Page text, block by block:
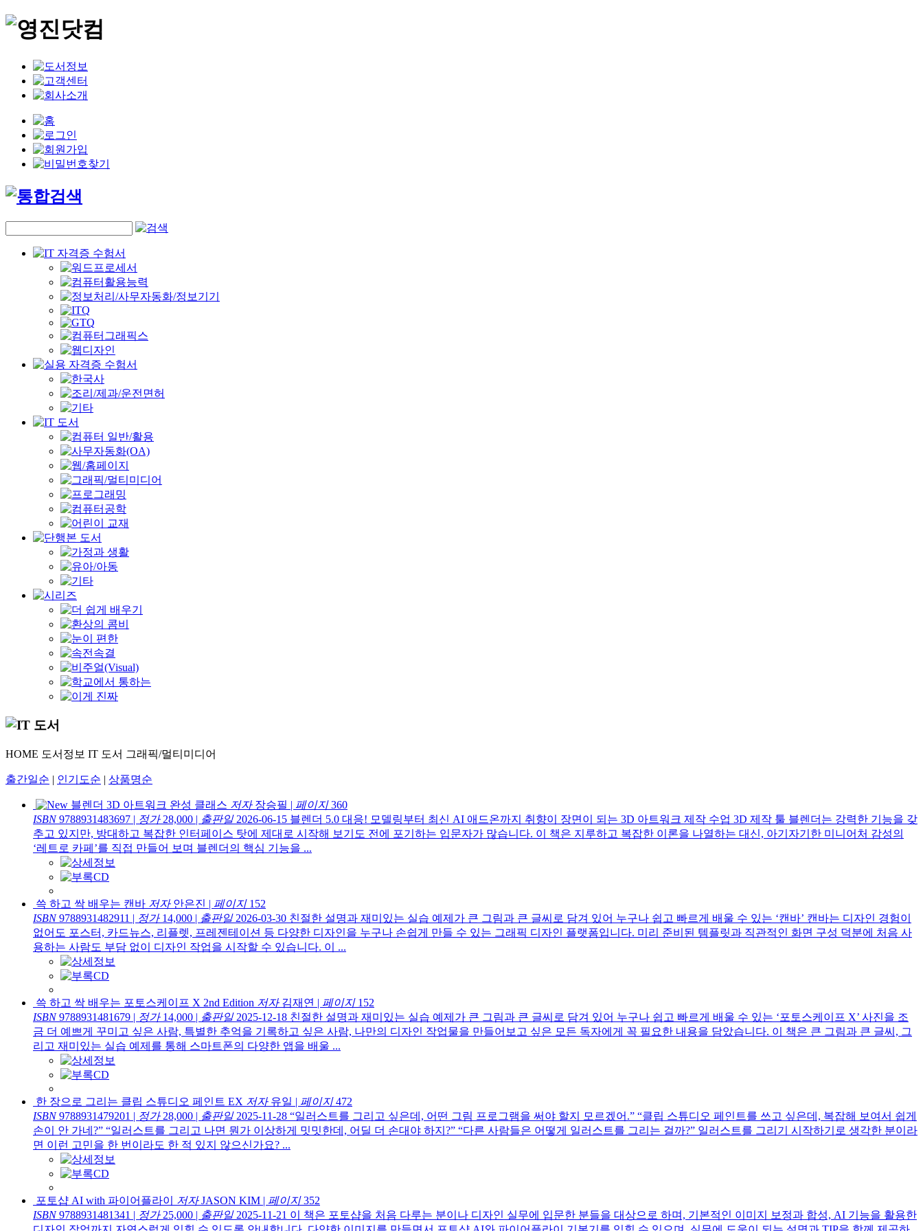
HOME 도서정보 IT 도서 그래픽/멀티미디어
출간일순 | 인기도순 | 상품명순
블렌더 3D 아트워크 완성 클래스 저자장승필 | 페이지360
ISBN9788931483697 | 정가28,000 | 출판일2026-06-15 블렌더 5.0 대응! 모델링부터 최신 AI 애드온까지 취향이 장면이 되는 3D 아트워크 제작 수업 3D 제작 툴 블렌더는 강력한 기능을 갖
추고 있지만, 방대하고 복잡한 인터페이스 탓에 제대로 시작해 보기도 전에 포기하는 입문자가 많습니다. 이 책은 지루하고 복잡한 이론을 나열하는 대신, 아기자기한 미니어처 감성의
‘레트로 카페’를 직접 만들어 보며 블렌더의 핵심 기능을 ...
쓱 하고 싹 배우는 캔바 저자안은진 | 페이지152
ISBN9788931482911 | 정가14,000 | 출판일2026-03-30 친절한 설명과 재미있는 실습 예제가 큰 그림과 큰 글씨로 담겨 있어 누구나 쉽고 빠르게 배울 수 있는 ‘캔바’ 캔바는 디자인 경험이
없어도 포스터, 카드뉴스, 리플렛, 프레젠테이션 등 다양한 디자인을 누구나 손쉽게 만들 수 있는 그래픽 디자인 플랫폼입니다. 미리 준비된 템플릿과 직관적인 화면 구성 덕분에 처음 사
용하는 사람도 부담 없이 디자인 작업을 시작할 수 있습니다. 이 ...
쓱 하고 싹 배우는 포토스케이프 X 2nd Edition 저자김재연 | 페이지152
ISBN9788931481679 | 정가14,000 | 출판일2025-12-18 친절한 설명과 재미있는 실습 예제가 큰 그림과 큰 글씨로 담겨 있어 누구나 쉽고 빠르게 배울 수 있는 ‘포토스케이프 X’ 사진을 조
금 더 예쁘게 꾸미고 싶은 사람, 특별한 추억을 기록하고 싶은 사람, 나만의 디자인 작업물을 만들어보고 싶은 모든 독자에게 꼭 필요한 내용을 담았습니다. 이 책은 큰 그림과 큰 글씨, 그
리고 재미있는 실습 예제를 통해 스마트폰의 다양한 앱을 배울 ...
한 장으로 그리는 클립 스튜디오 페인트 EX 저자유일 | 페이지472
ISBN9788931479201 | 정가28,000 | 출판일2025-11-28 “일러스트를 그리고 싶은데, 어떤 그림 프로그램을 써야 할지 모르겠어.” “클립 스튜디오 페인트를 쓰고 싶은데, 복잡해 보여서 쉽게
손이 안 가네?” “일러스트를 그리고 나면 뭔가 이상하게 밋밋한데, 어딜 더 손대야 하지?” “다른 사람들은 어떻게 일러스트를 그리는 걸까?” 일러스트를 그리기 시작하기로 생각한 분이라
면 이런 고민을 한 번이라도 한 적 있지 않으신가요? ...
포토샵 AI with 파이어플라이 저자JASON KIM | 페이지352
ISBN9788931481341 | 정가25,000 | 출판일2025-11-21 이 책은 포토샵을 처음 다루는 분이나 디자인 실무에 입문한 분들을 대상으로 하며, 기본적인 이미지 보정과 합성, AI 기능을 활용한